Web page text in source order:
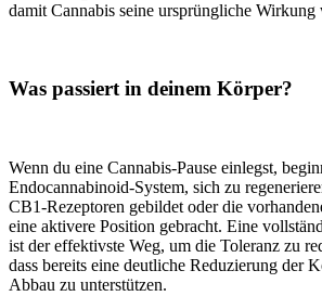
damit Cannabis seine ursprüngliche Wirkung
Was passiert in deinem Körper?
Wenn du eine Cannabis-Pause einlegst,
Endocannabinoid-System, sich zu
CB1-Rezeptoren gebildet oder die
eine aktivere Position gebracht. Eine
ist der effektivste Weg, um die Toleranz zu
dass bereits eine deutliche Reduzierung der
Abbau zu unterstützen.